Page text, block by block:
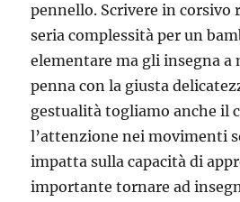
pennello. Scrivere in corsivo
seria complessità per un
elementare ma gli insegna a
penna con la giusta
gestualità togliamo anche il
l’attenzione nei movimenti
impatta sulla capacità di
importante tornare ad